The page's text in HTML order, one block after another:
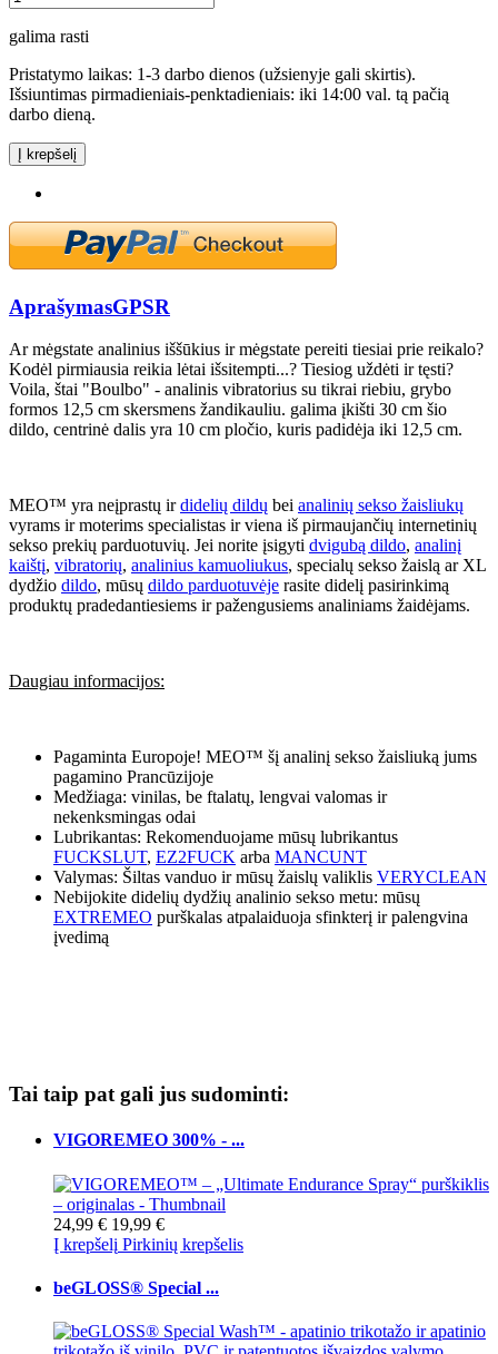
galima rasti
Pristatymo laikas: 1-3 darbo dienos (užsienyje gali skirtis).
Išsiuntimas pirmadieniais-penktadieniais: iki 14:00 val. tą pačią
darbo dieną.
Į krepšelį
AprašymasGPSR
Ar mėgstate analinius iššūkius ir mėgstate pereiti tiesiai prie reikalo?
Kodėl pirmiausia reikia lėtai išsitempti...? Tiesiog uždėti ir tęsti?
Voila, štai "Boulbo" - analinis vibratorius su tikrai riebiu, grybo
formos 12,5 cm skersmens žandikauliu. galima įkišti 30 cm šio
dildo, centrinė dalis yra 10 cm pločio, kuris padidėja iki 12,5 cm.
MEO™ yra neįprastų irdidelių dildų bei analinių sekso žaisliukų
vyrams ir moterims specialistas ir viena iš pirmaujančių internetinių
sekso prekių parduotuvių. Jei norite įsigyti dvigubą dildo, analinį
kaištį, vibratorių, analinius kamuoliukus, specialų sekso žaislą ar XL
dydžio dildo, mūsų dildo parduotuvėje rasite didelį pasirinkimą
produktų pradedantiesiems ir pažengusiems analiniams žaidėjams.
Daugiau informacijos:
Pagaminta Europoje! MEO™ šį analinį sekso žaisliuką jums
pagamino Prancūzijoje
Medžiaga: vinilas, be ftalatų, lengvai valomas ir
nekenksmingas odai
Lubrikantas: Rekomenduojame mūsų lubrikantus
FUCKSLUT, EZ2FUCK arba MANCUNT
Valymas: Šiltas vanduo ir mūsų žaislų valiklis VERYCLEAN
Nebijokite didelių dydžių analinio sekso metu: mūsų
EXTREMEO purškalas atpalaiduoja sfinkterį ir palengvina
įvedimą
Tai taip pat gali jus sudominti:
VIGOREMEO 300% - ...
24,99 € 19,99 €
Į krepšelį Pirkinių krepšelis
beGLOSS® Special ...